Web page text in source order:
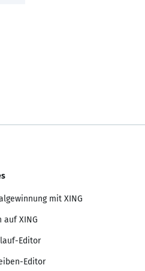
mit XING
auf XING
Editor
Editor